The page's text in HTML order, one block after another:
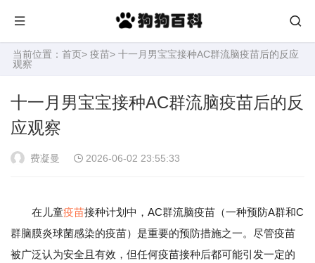
当前位置： 首页> 疫苗> 十一月男宝宝接种AC群流脑疫苗后的反应
观察
十一月男宝宝接种AC群流脑疫苗后的反
应观察
费凝曼 2026-06-02 23:55:33
在儿童疫苗接种计划中，AC群流脑疫苗（一种预防A群和C
群脑膜炎球菌感染的疫苗）是重要的预防措施之一。尽管疫苗
被广泛认为安全且有效，但任何疫苗接种后都可能引发一定的